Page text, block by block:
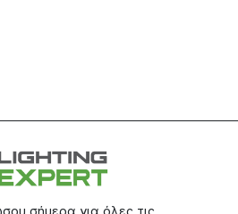
σήμερα για όλες τις